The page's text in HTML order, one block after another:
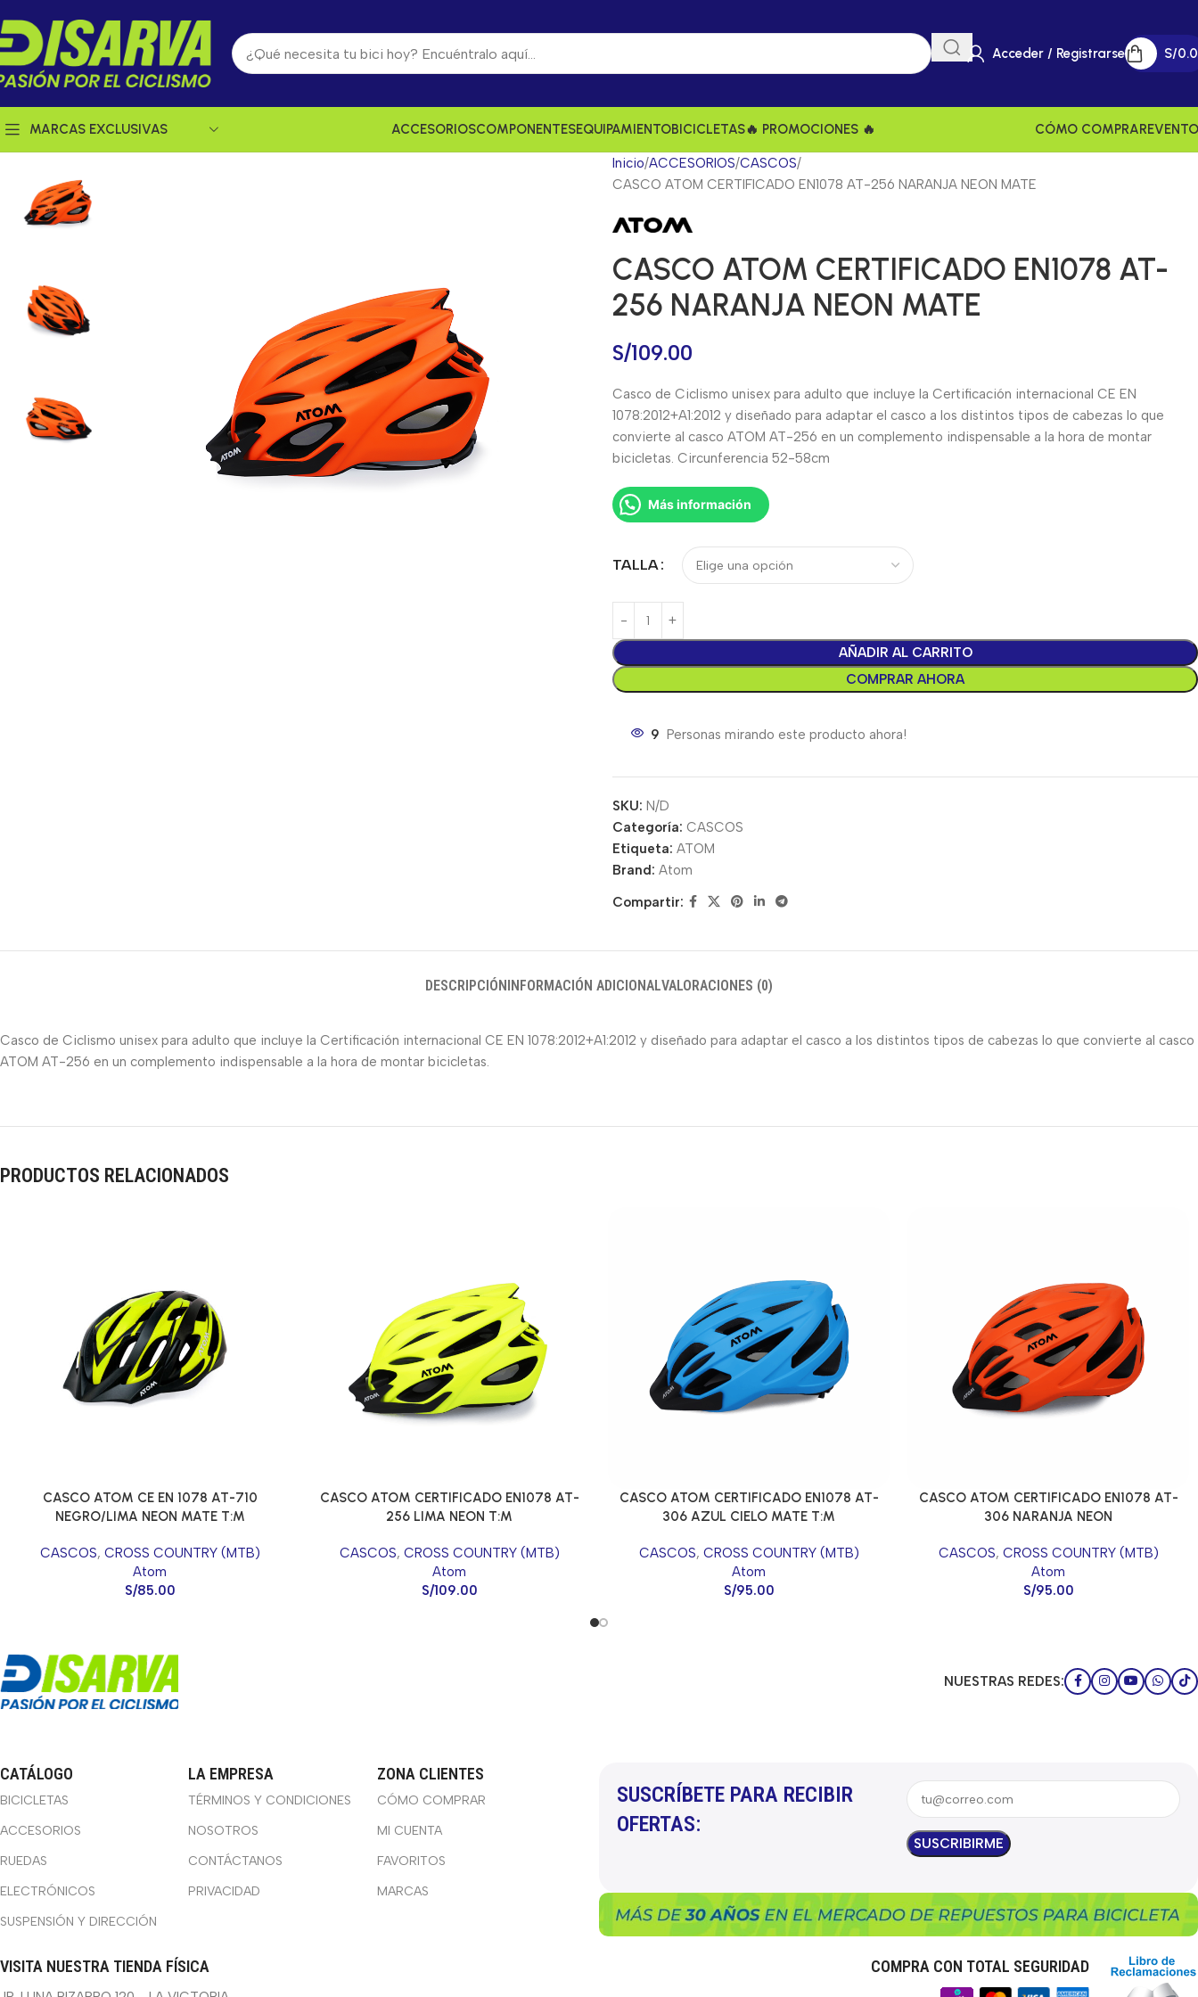
Acceder / Registrarse S/
MARCAS EXCLUSIVAS ACCESORIOSCOMPONENTESEQUIPAMIENTOBICICLETAS🔥 PROMOCIONES 🔥 CÓMO COMPRAR
Inicio ACCESORIOS CASCOS
CASCO ATOM CERTIFICADO EN1078 AT-256 NARANJA NEON MATE
CASCO ATOM CERTIFICADO EN1078 AT-
256 NARANJA NEON MATE
S/109.00
Casco de Ciclismo unisex para adulto que incluye la Certificación internacional CE EN
1078:2012+A1:2012 y diseñado para adaptar el casco a los distintos tipos de cabezas lo que
convierte al casco ATOM AT-256 en un complemento indispensable a la hora de montar
bicicletas. Circunferencia 52-58cm
Más información
TALLA
AÑADIR AL CARRITO
COMPRAR AHORA
9 Personas mirando este producto ahora!
SKU: N/D
Categoría: CASCOS
Etiqueta: ATOM
Brand: Atom
Compartir:
DESCRIPCIÓNINFORMACIÓN ADICIONALVALORACIONES (0)
Casco de Ciclismo unisex para adulto que incluye la Certificación internacional CE EN 1078:2012+A1:2012 y diseñado para adaptar el casco a los distintos tipos de cabezas lo que convierte al casco
ATOM AT-256 en un complemento indispensable a la hora de montar bicicletas.
PRODUCTOS RELACIONADOS
CASCO ATOM CE EN 1078 AT-710
NEGRO/LIMA NEON MATE T:M
CASCOS, CROSS COUNTRY (MTB)
Atom
S/85.00
CASCO ATOM CERTIFICADO EN1078 AT-
256 LIMA NEON T:M
CASCOS, CROSS COUNTRY (MTB)
Atom
S/109.00
CASCO ATOM CERTIFICADO EN1078 AT-
306 AZUL CIELO MATE T:M
CASCOS, CROSS COUNTRY (MTB)
Atom
S/95.00
CASCO ATOM CERTIFICADO EN1078 AT-
306 NARANJA NEON
CASCOS, CROSS COUNTRY (MTB)
Atom
S/95.00
NUESTRAS REDES:
CATÁLOGO
BICICLETAS
ACCESORIOS
RUEDAS
ELECTRÓNICOS
SUSPENSIÓN Y DIRECCIÓN
LA EMPRESA
TÉRMINOS Y CONDICIONES
NOSOTROS
CONTÁCTANOS
PRIVACIDAD
ZONA CLIENTES
CÓMO COMPRAR
MI CUENTA
FAVORITOS
MARCAS
SUSCRÍBETE PARA RECIBIR
OFERTAS:
VISITA NUESTRA TIENDA FÍSICA COMPRA CON TOTAL SEGURIDAD